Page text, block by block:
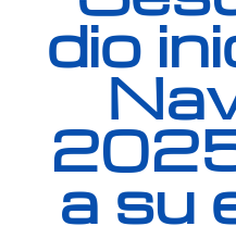
dio
a su